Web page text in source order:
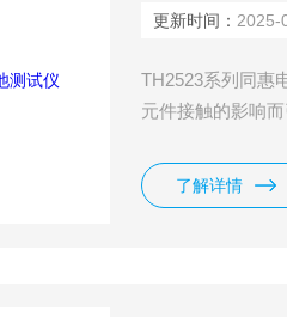
更新时间： 2025-
TH2523系列同惠
元件接触的影响
池组到纽扣电池
试速度更是能达到
了解详情